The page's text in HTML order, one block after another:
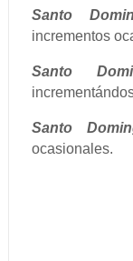
Santo
incrementos
Santo
Santo
ocasionales.